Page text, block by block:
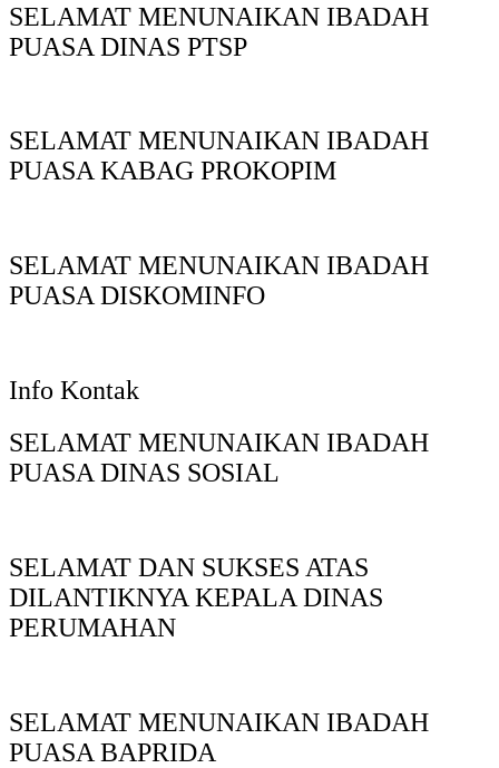
SELAMAT MENUNAIKAN IBADAH
PUASA DINAS PTSP
SELAMAT MENUNAIKAN IBADAH
PUASA KABAG PROKOPIM
SELAMAT MENUNAIKAN IBADAH
PUASA DISKOMINFO
Info Kontak
SELAMAT MENUNAIKAN IBADAH
PUASA DINAS SOSIAL
SELAMAT DAN SUKSES ATAS
DILANTIKNYA KEPALA DINAS
PERUMAHAN
SELAMAT MENUNAIKAN IBADAH
PUASA BAPRIDA